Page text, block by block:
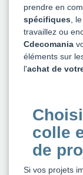
prendre en
spécifiques ,
travaillez ou
Cdecomania
éléments sur
l'achat de
colle
de
Si vos projets